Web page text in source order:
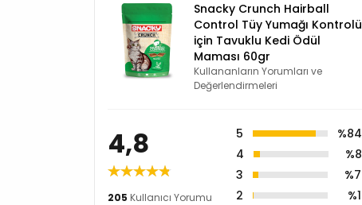
Snacky Crunch Hairball
Control Tüy Yumağı Kontrolü
için Tavuklu Kedi Ödül
Maması 60gr
Kullananların Yorumları ve
Değerlendirmeleri
4,8
205 Kullanıcı Yorumu
5
%84
4
%8
3
%7
2
%1